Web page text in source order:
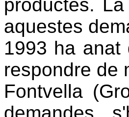
productes.
aquestes
1993 ha anat
respondre de
Fontvella
demandes,